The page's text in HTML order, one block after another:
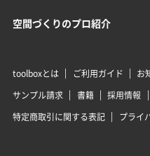
空間づくりのプロ紹介
toolboxとは ご利用ガイド お
サンプル請求
書籍 採用情報
特定商取引に関する表記
プライ